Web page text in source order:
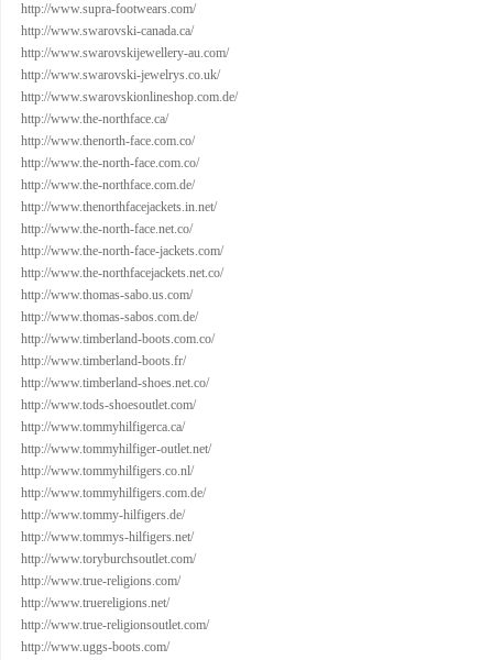
http://www.supra-footwears.com/
http://www.swarovski-canada.ca/
http://www.swarovskijewellery-au.com/
http://www.swarovski-jewelrys.co.uk/
http://www.swarovskionlineshop.com.de/
http://www.the-northface.ca/
http://www.thenorth-face.com.co/
http://www.the-north-face.com.co/
http://www.the-northface.com.de/
http://www.thenorthfacejackets.in.net/
http://www.the-north-face.net.co/
http://www.the-north-face-jackets.com/
http://www.the-northfacejackets.net.co/
http://www.thomas-sabo.us.com/
http://www.thomas-sabos.com.de/
http://www.timberland-boots.com.co/
http://www.timberland-boots.fr/
http://www.timberland-shoes.net.co/
http://www.tods-shoesoutlet.com/
http://www.tommyhilfigerca.ca/
http://www.tommyhilfiger-outlet.net/
http://www.tommyhilfigers.co.nl/
http://www.tommyhilfigers.com.de/
http://www.tommy-hilfigers.de/
http://www.tommys-hilfigers.net/
http://www.toryburchsoutlet.com/
http://www.true-religions.com/
http://www.truereligions.net/
http://www.true-religionsoutlet.com/
http://www.uggs-boots.com/